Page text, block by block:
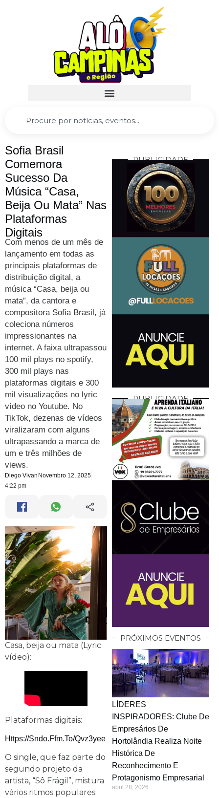
Sofia Brasil
Comemora
Sucesso Da
Música “Casa,
Beija Ou Mata” Nas
Plataformas
Digitais
Com menos de um mês de
lançamento em todas as
principais plataformas de
distribuição digital, a
música “Casa, beija ou
mata”, da cantora e
compositora Sofia Brasil, já
coleciona números
impressionantes na
internet. A faixa ultrapassou
100 mil plays no spotify,
300 mil plays nas
plataformas digitais e 300
mil visualizações no lyric
vídeo no Youtube. No
TikTok, dezenas de vídeos
viralizaram com alguns
ultrapassando a marca de
um e três milhões de
views.
Diego Vivan Novembro 12, 2025
4:22 pm
Casa, beija ou mata (Lyric
vídeo):
Plataformas digitais:
Https://sndo.ffm.to/qvz3yee
O single, que faz parte do
segundo projeto da
artista, “Sô Frágil”, mistura
vários ritmos populares
PUBLICIDADE
PUBLICIDADE
PRÓXIMOS EVENTOS
LÍDERES
INSPIRADORES: Clube De
Empresários De
Hortolândia Realiza Noite
Histórica De
Reconhecimento E
Protagonismo Empresarial
abril 28, 2026